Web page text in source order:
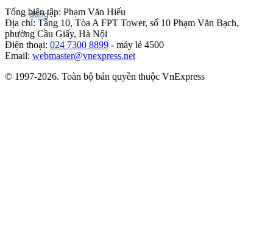
Tổng biên tập: Phạm Văn Hiếu
Địa chỉ: Tầng 10, Tòa A FPT Tower, số 10 Phạm Văn Bạch,
phường Cầu Giấy, Hà Nội
Điện thoại: 024 7300 8899 - máy lẻ 4500
Email: webmaster@vnexpress.net
© 1997-2026. Toàn bộ bản quyền thuộc VnExpress